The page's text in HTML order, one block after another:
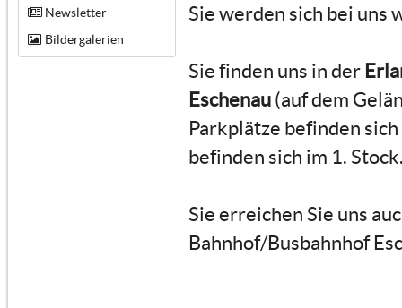
Newsletter
Bildergalerien
Sie werden sich bei uns
Sie finden uns in der
Eschenau (auf dem
Parkplätze befinden
befinden sich im 1.
Sie erreichen Sie uns
Bahnhof/Busbahnhof